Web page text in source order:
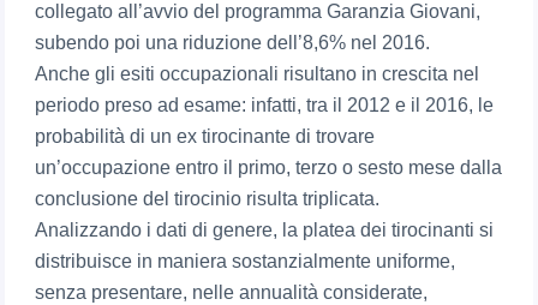
collegato all’avvio del programma Garanzia Giovani,
subendo poi una riduzione dell’8,6% nel 2016.
Anche gli esiti occupazionali risultano in crescita nel
periodo preso ad esame: infatti, tra il 2012 e il 2016, le
probabilità di un ex tirocinante di trovare
un’occupazione entro il primo, terzo o sesto mese dalla
conclusione del tirocinio risulta triplicata.
Analizzando i dati di genere, la platea dei tirocinanti si
distribuisce in maniera sostanzialmente uniforme,
senza presentare, nelle annualità considerate,